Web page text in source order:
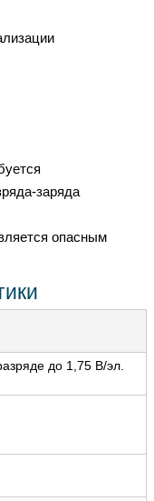
заряда
опасным
до 1,75 В/эл.